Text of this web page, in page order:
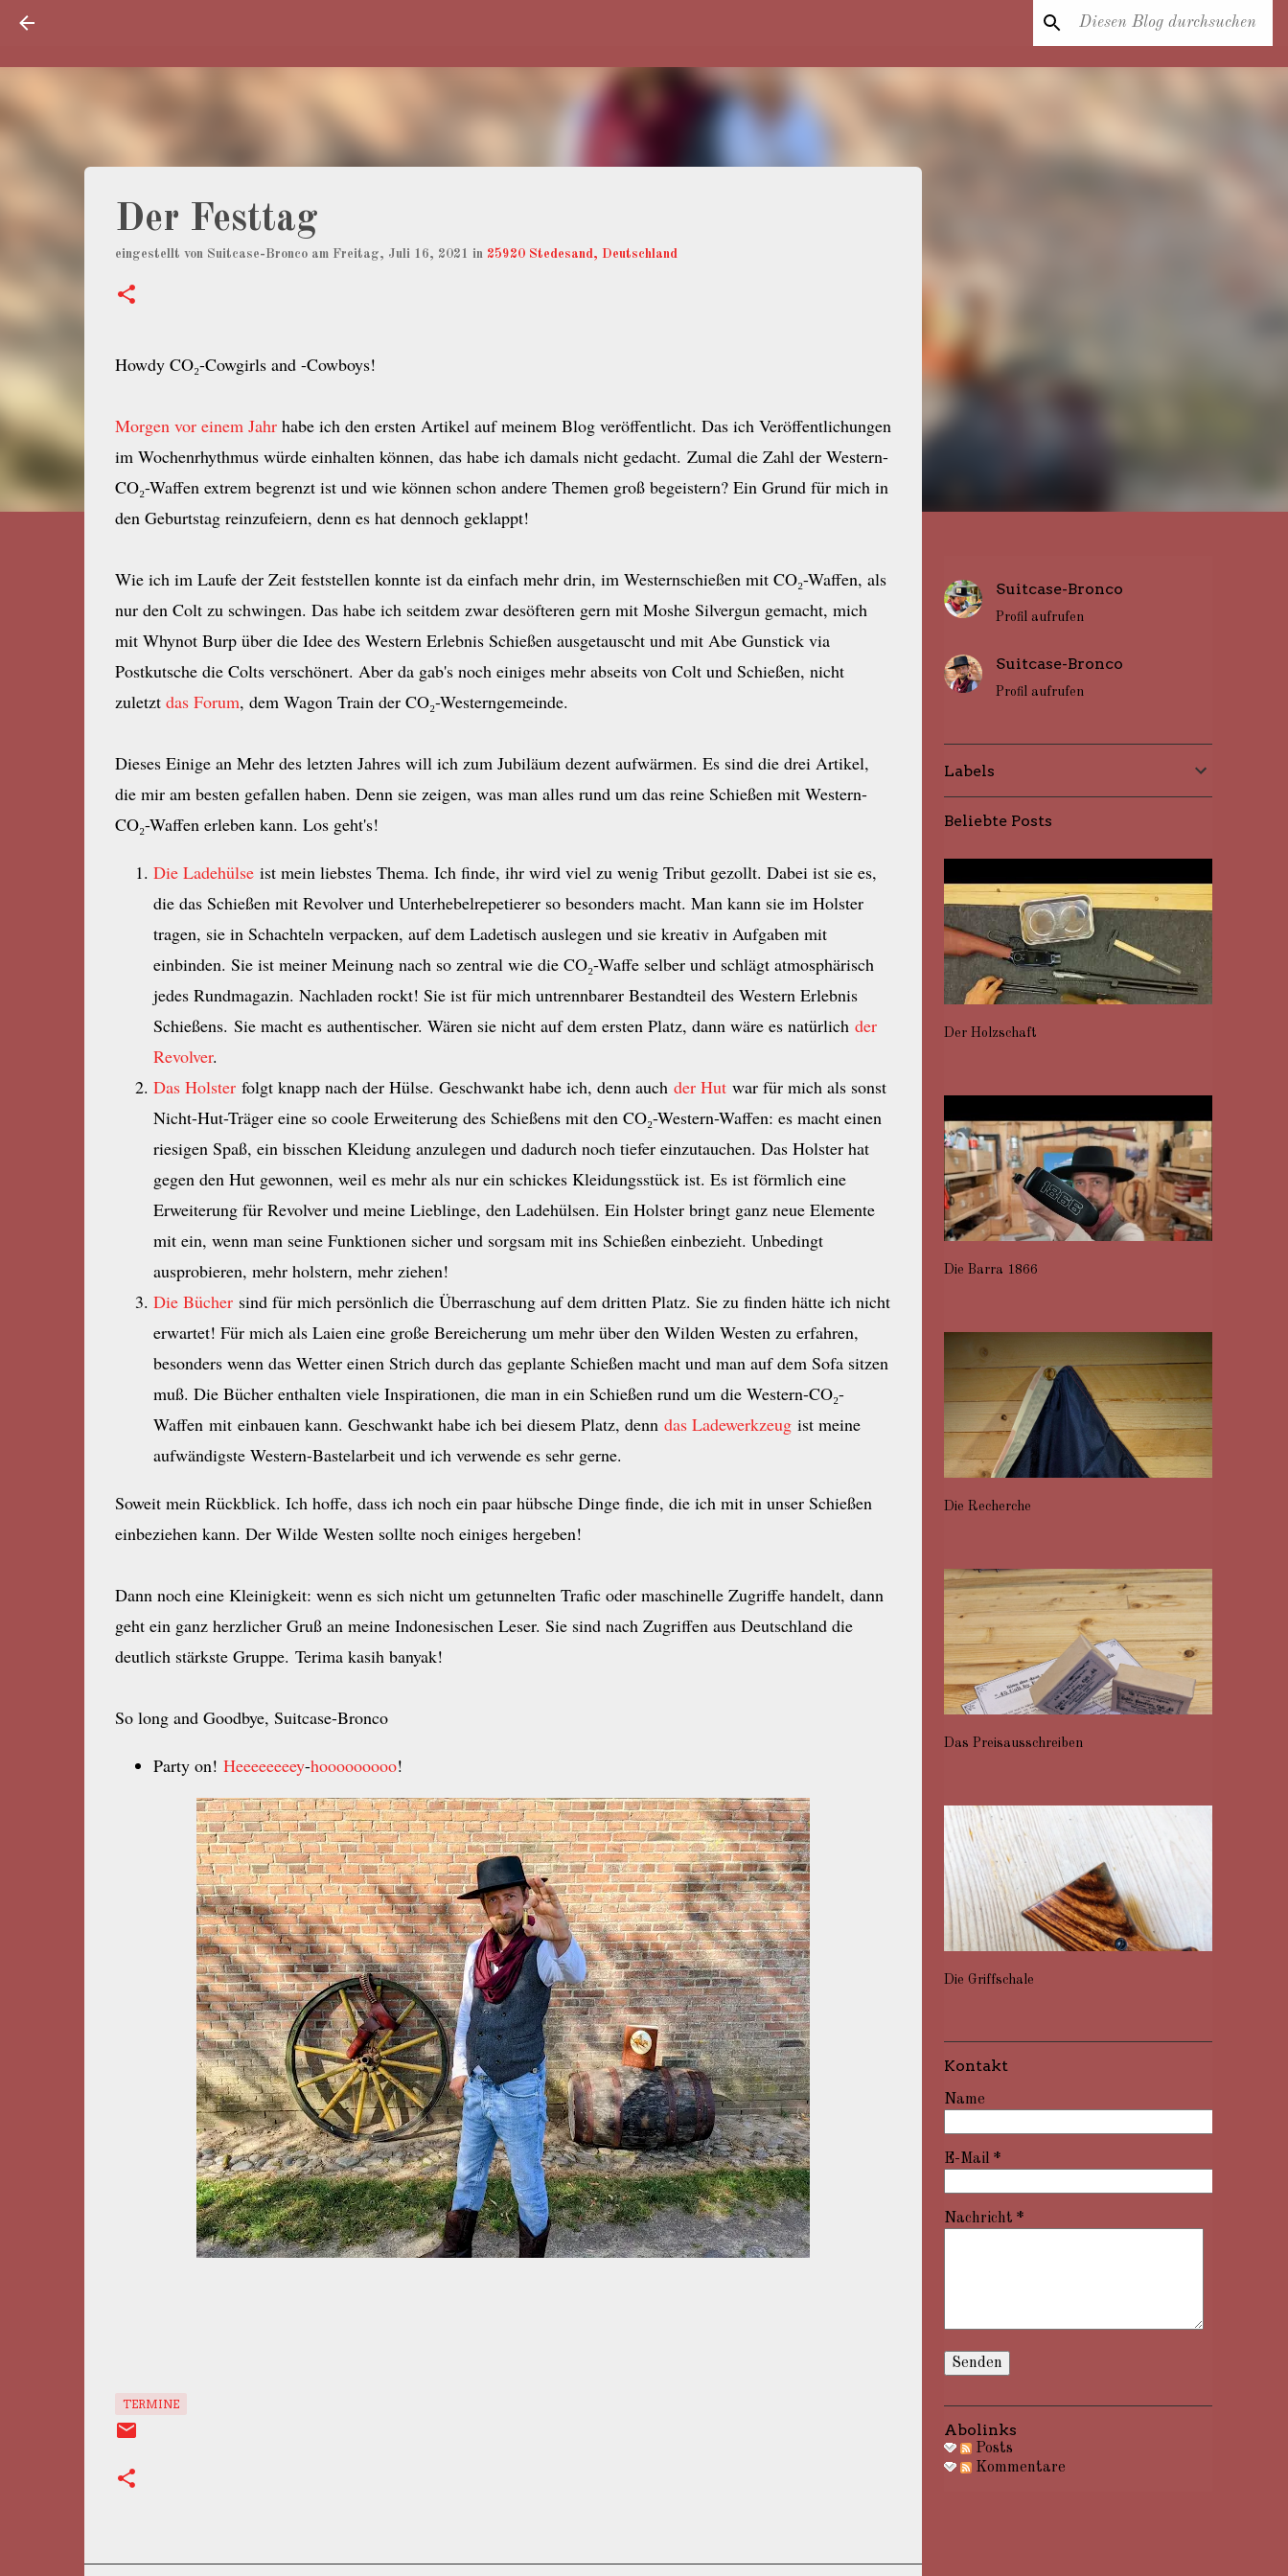
Der Festtag
eingestellt von Suitcase-Bronco am Freitag, Juli 16, 2021 in 25920 Stedesand, Deutschland
Howdy CO₂-Cowgirls and -Cowboys!
Morgen vor einem Jahrhabe ich den ersten Artikel auf meinem Blog veröffentlicht. Das ich Veröffentlichungen
im Wochenrhythmus würde einhalten können, das habe ich damals nicht gedacht. Zumal die Zahl der Western-
CO₂-Waffen extrem begrenzt ist und wie können schon andere Themen groß begeistern? Ein Grund für mich in
den Geburtstag reinzufeiern, denn es hat dennoch geklappt!
Wie ich im Laufe der Zeit feststellen konnte ist da einfach mehr drin, im Westernschießen mit CO₂-Waffen, als
nur den Colt zu schwingen. Das habe ich seitdem zwar desöfteren gern mit Moshe Silvergun gemacht, mich
mit Whynot Burp über die Idee des Western Erlebnis Schießen ausgetauscht und mit Abe Gunstick via
Postkutsche die Colts verschönert. Aber da gab's noch einiges mehr abseits von Colt und Schießen, nicht
zuletzt das Forum, dem Wagon Train der CO₂-Westerngemeinde.
Dieses Einige an Mehr des letzten Jahres will ich zum Jubiläum dezent aufwärmen. Es sind die drei Artikel,
die mir am besten gefallen haben. Denn sie zeigen, was man alles rund um das reine Schießen mit Western-
CO₂-Waffen erleben kann. Los geht's!
Die Ladehülseist mein liebstes Thema. Ich finde, ihr wird viel zu wenig Tribut gezollt. Dabei ist sie es,
die das Schießen mit Revolver und Unterhebelrepetierer so besonders macht. Man kann sie im Holster
tragen, sie in Schachteln verpacken, auf dem Ladetisch auslegen und sie kreativ in Aufgaben mit
einbinden. Sie ist meiner Meinung nach so zentral wie die CO₂-Waffe selber und schlägt atmosphärisch
jedes Rundmagazin. Nachladen rockt! Sie ist für mich untrennbarer Bestandteil des Western Erlebnis
Schießens. Sie macht es authentischer. Wären sie nicht auf dem ersten Platz, dann wäre es natürlich der
Revolver.
Das Holsterfolgt knapp nach der Hülse. Geschwankt habe ich, denn auch der Hutwar für mich als sonst
Nicht-Hut-Träger eine so coole Erweiterung des Schießens mit den CO₂-Western-Waffen: es macht einen
riesigen Spaß, ein bisschen Kleidung anzulegen und dadurch noch tiefer einzutauchen. Das Holster hat
gegen den Hut gewonnen, weil es mehr als nur ein schickes Kleidungsstück ist. Es ist förmlich eine
Erweiterung für Revolver und meine Lieblinge, den Ladehülsen. Ein Holster bringt ganz neue Elemente
mit ein, wenn man seine Funktionen sicher und sorgsam mit ins Schießen einbezieht. Unbedingt
ausprobieren, mehr holstern, mehr ziehen!
Die Büchersind für mich persönlich die Überraschung auf dem dritten Platz. Sie zu finden hätte ich nicht
erwartet! Für mich als Laien eine große Bereicherung um mehr über den Wilden Westen zu erfahren,
besonders wenn das Wetter einen Strich durch das geplante Schießen macht und man auf dem Sofa sitzen
muß. Die Bücher enthalten viele Inspirationen, die man in ein Schießen rund um die Western-CO₂-
Waffen mit einbauen kann. Geschwankt habe ich bei diesem Platz, denn das Ladewerkzeugist meine
aufwändigste Western-Bastelarbeit und ich verwende es sehr gerne.
Soweit mein Rückblick. Ich hoffe, dass ich noch ein paar hübsche Dinge finde, die ich mit in unser Schießen
einbeziehen kann. Der Wilde Westen sollte noch einiges hergeben!
Dann noch eine Kleinigkeit: wenn es sich nicht um getunnelten Trafic oder maschinelle Zugriffe handelt, dann
geht ein ganz herzlicher Gruß an meine Indonesischen Leser. Sie sind nach Zugriffen aus Deutschland die
deutlich stärkste Gruppe. Terima kasih banyak!
So long and Goodbye, Suitcase-Bronco
Party on! Heeeeeeeey-hooooooooo!
TERMINE
Suitcase-Bronco
Profil aufrufen
Suitcase-Bronco
Profil aufrufen
Labels
Beliebte Posts
Der Holzschaft
Die Barra 1866
Die Recherche
Das Preisausschreiben
Die Griffschale
Kontakt
Name
E-Mail *
Nachricht *
Abolinks
Posts
Kommentare